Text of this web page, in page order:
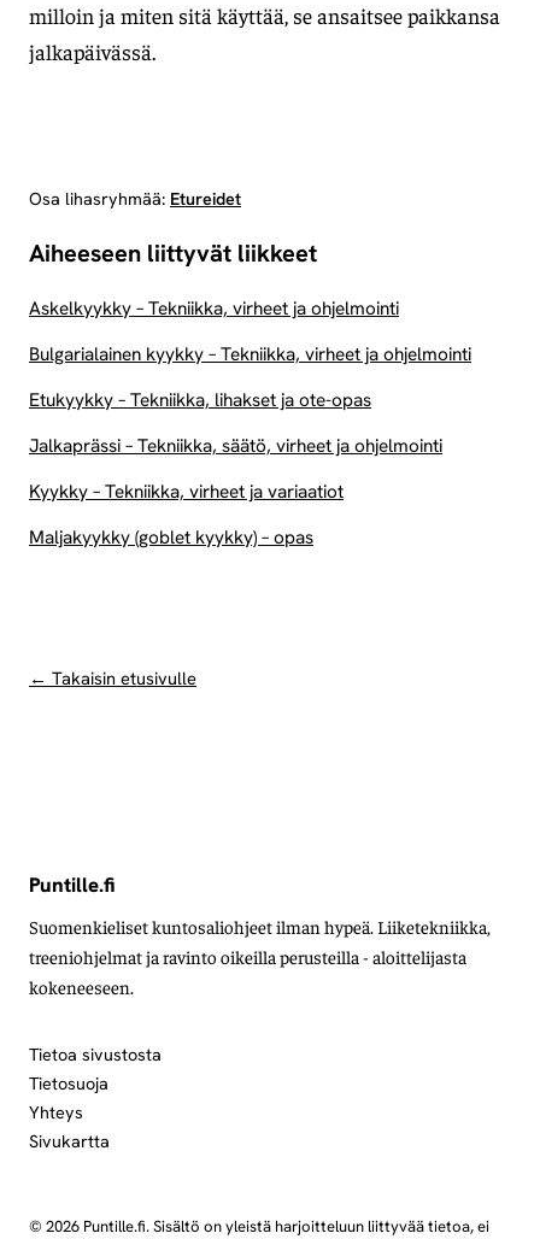
milloin ja miten sitä käyttää, se ansaitsee paikkansa
jalkapäivässä.
Osa lihasryhmää: Etureidet
Aiheeseen liittyvät liikkeet
Askelkyykky – Tekniikka, virheet ja ohjelmointi
Bulgarialainen kyykky – Tekniikka, virheet ja ohjelmointi
Etukyykky – Tekniikka, lihakset ja ote-opas
Jalkaprässi – Tekniikka, säätö, virheet ja ohjelmointi
Kyykky – Tekniikka, virheet ja variaatiot
Maljakyykky (goblet kyykky) – opas
← Takaisin etusivulle
Puntille.fi
Suomenkieliset kuntosaliohjeet ilman hypeä. Liiketekniikka,
treeniohjelmat ja ravinto oikeilla perusteilla - aloittelijasta
kokeneeseen.
Tietoa sivustosta
Tietosuoja
Yhteys
Sivukartta
© 2026 Puntille.fi. Sisältö on yleistä harjoitteluun liittyvää tietoa, ei